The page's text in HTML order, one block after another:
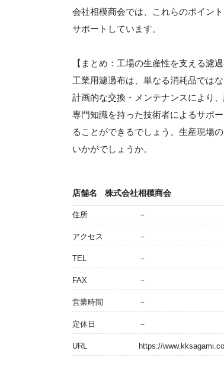
会社相模商会では、これらのポイン
サポートしています。
【まとめ：工場の生産性を支える濾
工業用濾過布は、単なる消耗品では
計画的な交換・メンテナンスにより
専門知識を持った技術者によるサポ
ることができるでしょう。生産現場
いかがでしょうか。
店舗名 株式会社相模商会
住所 －
アクセス －
TEL －
FAX －
営業時間 －
定休日 －
URL https://